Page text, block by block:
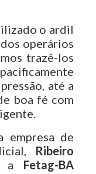
o ardil
operários
trazê-los
até a
boa fé com
empresa de
Ribeiro
a Fetag-BA